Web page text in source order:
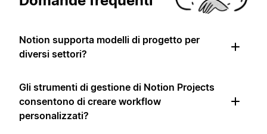
Notion supporta modelli di progetto per
diversi settori?
Gli strumenti di gestione di Notion Projects
consentono di creare workflow
personalizzati?